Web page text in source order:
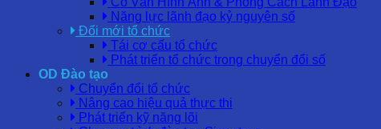
Năng lực lãnh đạo kỷ nguyên số
Đổi mới tổ chức
Tái cơ cấu tổ chức
Phát triển tổ chức trong chuyển đổi số
OD Đào tạo
Chuyển đổi tổ chức
Nâng cao hiệu quả thực thi
Phát triển kỹ năng lõi